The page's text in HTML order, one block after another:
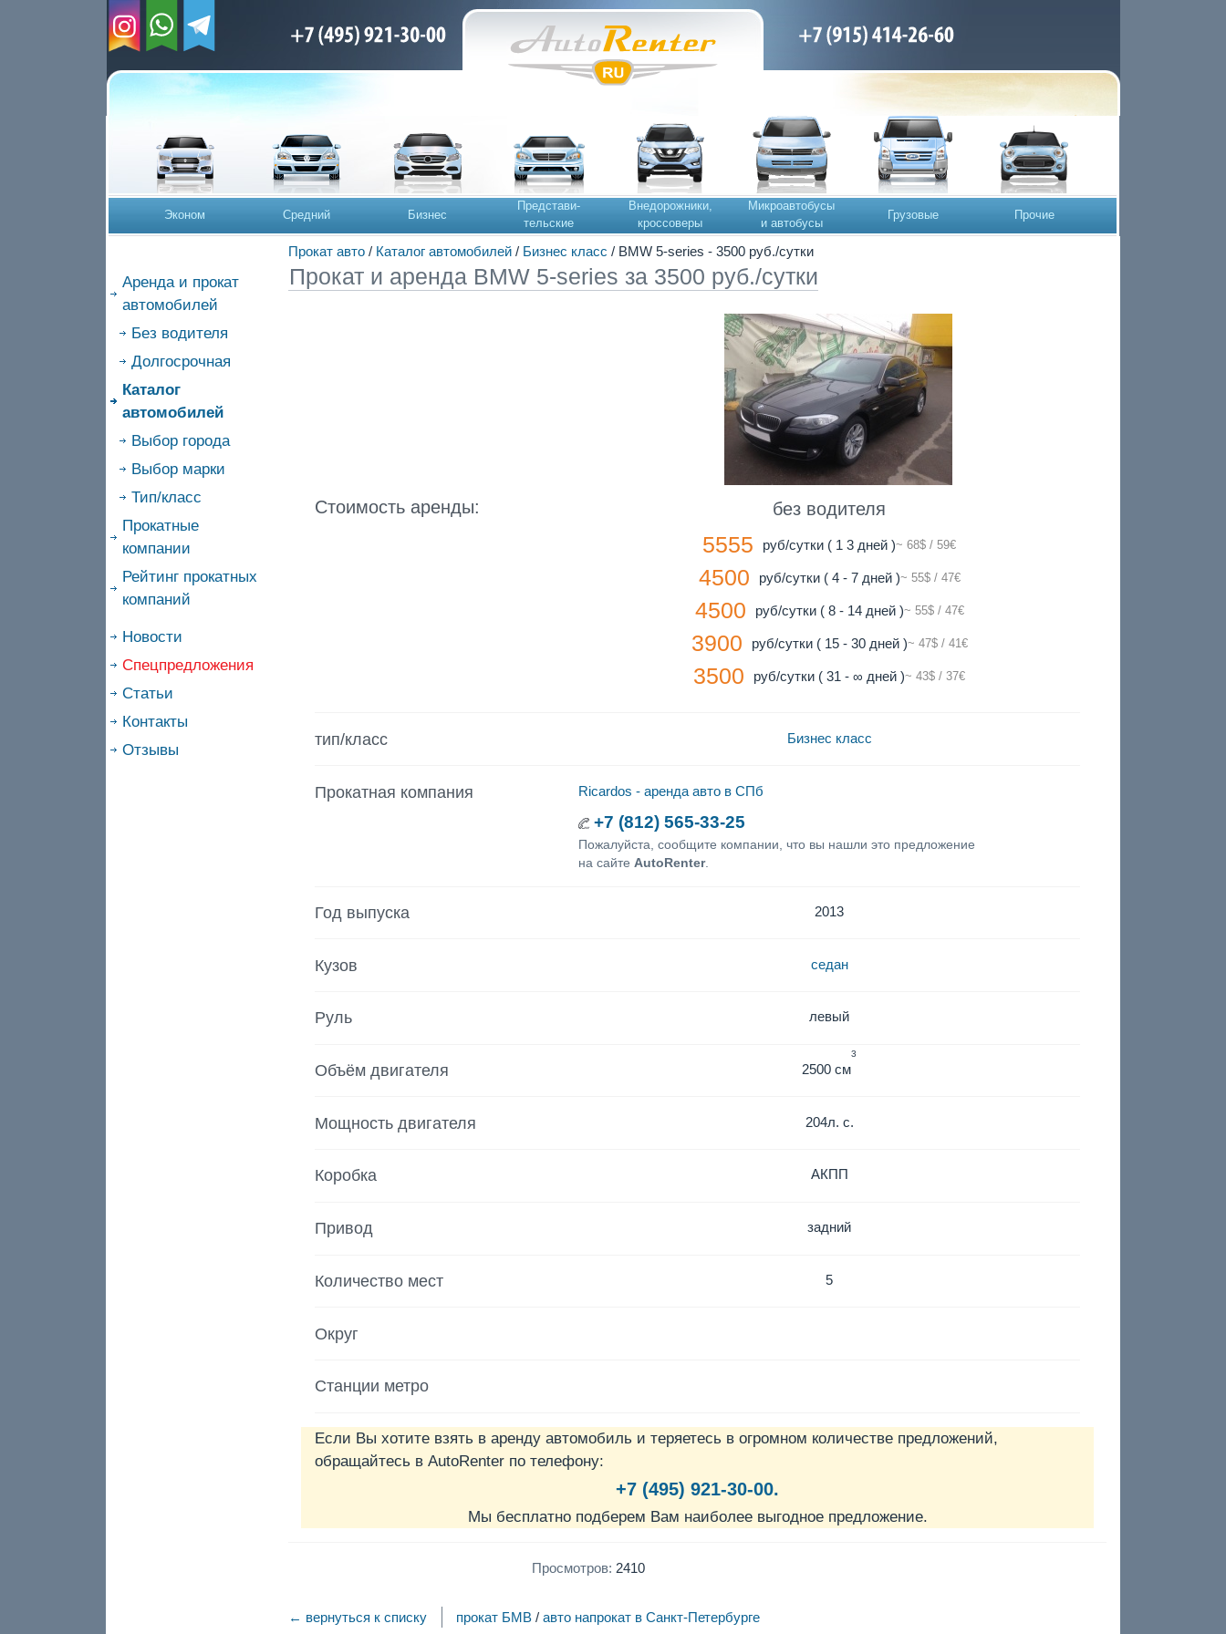
Эконом Средний Бизнес
Представи-
тельские
Внедорожники,
кроссоверы
Микроавтобусы
и автобусы
Грузовые Прочие
Прокат авто/ Каталог автомобилей/ Бизнес класс / BMW 5-series - 3500 руб./сутки
Аренда и прокат
автомобилей
Без водителя
Долгосрочная
Каталог
автомобилей
Выбор города
Выбор марки
Тип/класс
Прокатные
компании
Рейтинг прокатных
компаний
Новости
Спецпредложения
Статьи
Контакты
Отзывы
Прокат и аренда BMW 5-series за 3500 руб./сутки
Стоимость аренды: без водителя
5555 руб/сутки ( 1 3 дней )~ 68$ / 59€
4500 руб/сутки ( 4 - 7 дней )~ 55$ / 47€
4500 руб/сутки ( 8 - 14 дней )~ 55$ / 47€
3900 руб/сутки ( 15 - 30 дней )~ 47$ / 41€
3500 руб/сутки ( 31 - ∞ дней )~ 43$ / 37€
тип/класс Бизнес класс
Прокатная компания Ricardos - аренда авто в СПб
+7 (812) 565-33-25
Пожалуйста, сообщите компании, что вы нашли это предложение
на сайте AutoRenter.
Год выпуска 2013
Кузов седан
Руль левый
Объём двигателя 2500 см
3
Мощность двигателя 204л. с.
Коробка АКПП
Привод задний
Количество мест 5
Округ
Станции метро
Если Вы хотите взять в аренду автомобиль и теряетесь в огромном количестве предложений,
обращайтесь в AutoRenter по телефону:
+7 (495) 921-30-00.
Мы бесплатно подберем Вам наиболее выгодное предложение.
Просмотров: 2410
← вернуться к списку прокат БМВ /авто напрокат в Санкт-Петербурге